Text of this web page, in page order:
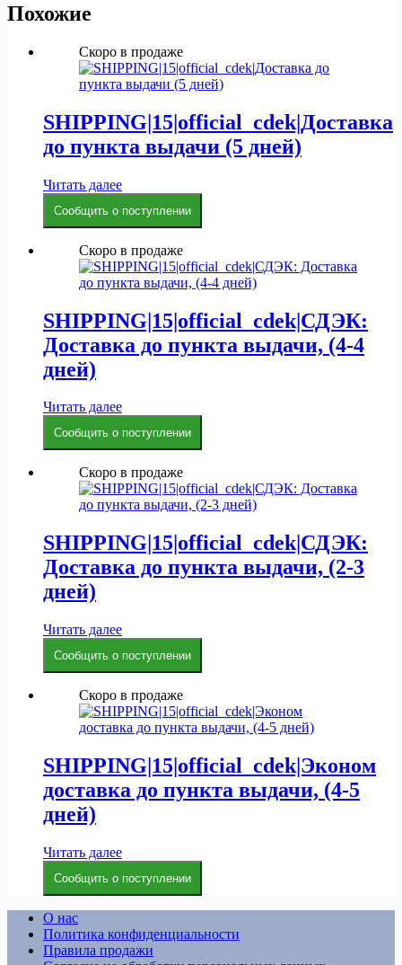
Похожие
Скоро в продаже
SHIPPING|15|official_cdek|Доставка
до пункта выдачи (5 дней)
Читать далее
Сообщить о поступлении
Скоро в продаже
SHIPPING|15|official_cdek|СДЭК:
Доставка до пункта выдачи, (4-4
дней)
Читать далее
Сообщить о поступлении
Скоро в продаже
SHIPPING|15|official_cdek|СДЭК:
Доставка до пункта выдачи, (2-3
дней)
Читать далее
Сообщить о поступлении
Скоро в продаже
SHIPPING|15|official_cdek|Эконом
доставка до пункта выдачи, (4-5
дней)
Читать далее
Сообщить о поступлении
О нас
Политика конфиденциальности
Правила продажи